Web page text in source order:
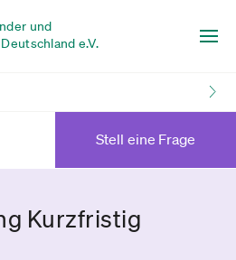
und
e.V.
Stell eine Frage
Kurzfristig